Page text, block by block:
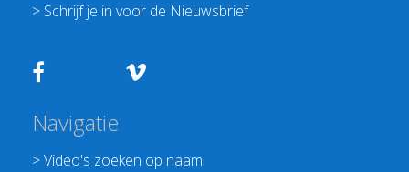
> Schrijf je in voor de Nieuwsbrief
Navigatie
>Video's zoeken op naam